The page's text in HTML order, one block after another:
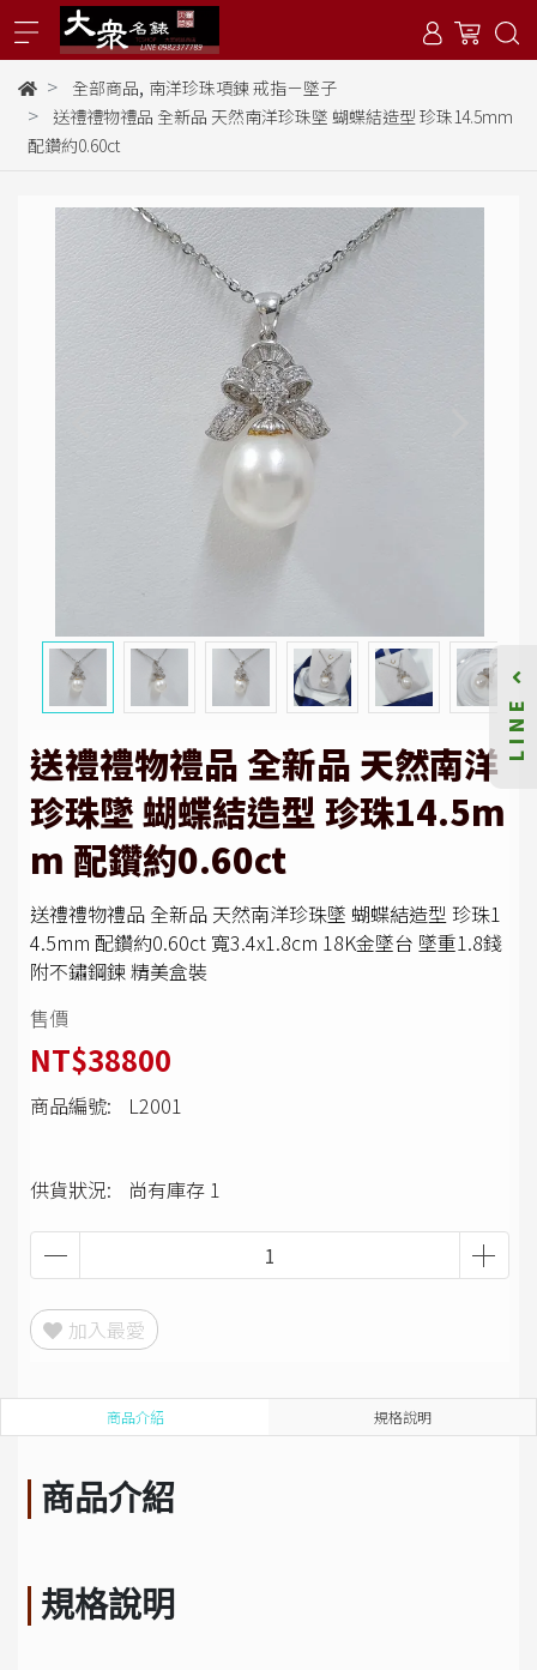
全部商品, 南洋珍珠項鍊 戒指－墜子
送禮禮物禮品 全新品 天然南洋珍珠墜 蝴蝶結造型 珍珠14.5mm
配鑽約0.60ct
送禮禮物禮品 全新品 天然南洋
珍珠墜 蝴蝶結造型 珍珠14.5m
m 配鑽約0.60ct
送禮禮物禮品 全新品 天然南洋珍珠墜 蝴蝶結造型 珍珠1
4.5mm 配鑽約0.60ct 寬3.4x1.8cm 18K金墜台 墜重1.8錢
附不鏽鋼鍊 精美盒裝
售價
NT$38800
商品編號: L2001
供貨狀況: 尚有庫存 1
加入最愛
商品介紹 規格說明
商品介紹
規格說明
LINE